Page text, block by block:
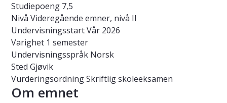
Studiepoeng 7,5
Nivå Videregående emner, nivå II
UndervisningsstartVår 2026
Varighet 1 semester
Undervisningsspråk Norsk
Sted Gjøvik
VurderingsordningSkriftlig skoleeksamen
Om emnet